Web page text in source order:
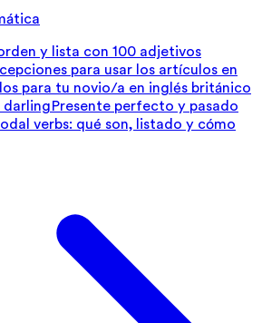
y lista con 100 adjetivos
para usar los artículos en
para tu novio/a en inglés británico
darlingPresente perfecto y pasado
verbs: qué son, listado y cómo